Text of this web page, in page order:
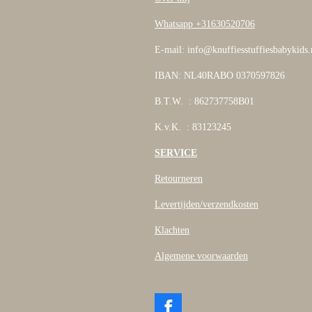
Whatsapp +31630520706
E-mail:
IBAN: NL40RABO 0370597826
B.T.W. : 862737758B01
K.v.K. : 83123245
SERVICE
Retourneren
Levertijden/verzendkosten
Klachten
Algemene voorwaarden